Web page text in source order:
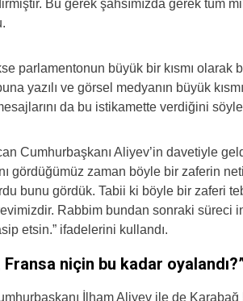
Bu gerek şahsımızda gerek tüm
parlamentonun büyük bir kısmı olarak
yazılı ve görsel medyanın büyük
da bu istikamette verdiğini
Cumhurbaşkanı Aliyev’in davetiyle
gördüğümüz zaman böyle bir zaferin
bunu gördük. Tabii ki böyle bir zaferi
Rabbim bundan sonraki süreci
etsin.” ifadelerini kullandı.
niçin bu kadar
İlham Aliyev ile de